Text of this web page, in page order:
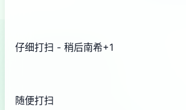
仔细打扫 - 稍后南希+1
随便打扫